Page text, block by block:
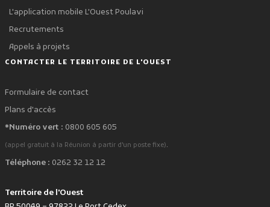
L'application mobile L'Ouest Poulavi
Recrutements
Appels à projets
CONTACTER LE TERRITOIRE DE L'OUEST
Formulaire de contact
Plans d'accès
*Numéro vert : 0800 605 605
(appel gratuit à la Réunion à partir d'un poste fixe).
Téléphone : 0262 32 12 12
Territoire de l'Ouest